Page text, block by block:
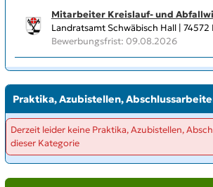
Mitarbeiter Kreislauf- und
Landratsamt Schwäbisch Hall | 74572
Bewerbungsfrist: 09.08.2026
Praktika, Azubistellen,
Derzeit leider keine Praktika, Azubistellen,
dieser Kategorie